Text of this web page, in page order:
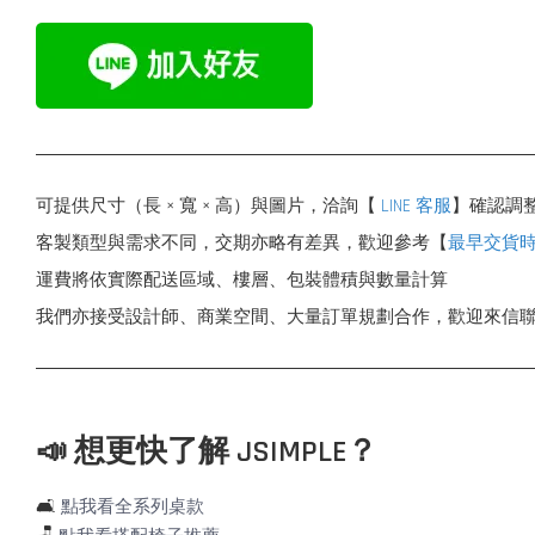
可提供尺寸（長 × 寬 × 高）與圖片，洽詢【 LINE 客服】確認調
客製類型與需求不同，交期亦略有差異，歡迎參考【最早交貨
運費將依實際配送區域、樓層、包裝體積與數量計算
我們亦接受設計師、商業空間、大量訂單規劃合作，歡迎來信
📣 想更快了解 JSIMPLE？
🛋️ 點我看全系列桌款